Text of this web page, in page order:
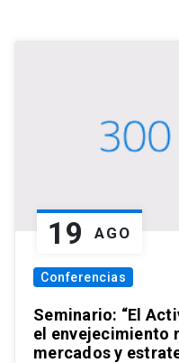
19 AGO
Conferencias
Seminario: “El
el envejecimiento
mercados y